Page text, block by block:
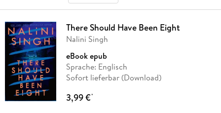
There Should Have Been Eight
Nalini Singh
eBook epub
Sprache: Englisch
Sofort lieferbar (Download)
3,99 €*